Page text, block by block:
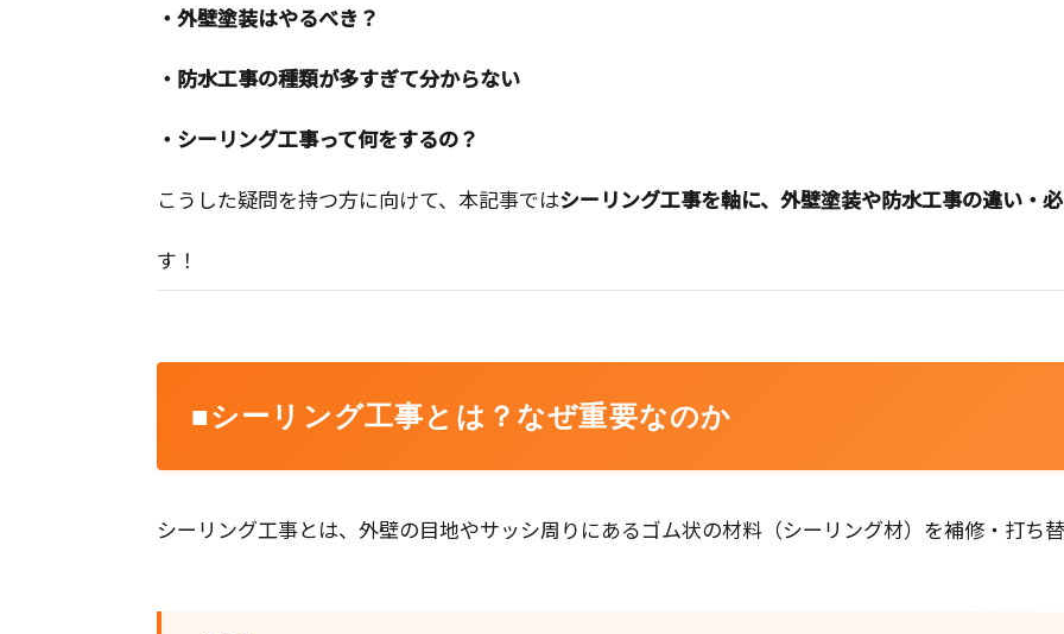
・外壁塗装はやるべき？
・防水工事の種類が多すぎて分からない
・シーリング工事って何をするの？
こうした疑問を持つ方に向けて、本記事ではシーリング工事を軸に、外壁塗装や防水工事の違い・
す！
■シーリング工事とは？なぜ重要なのか
シーリング工事とは、外壁の目地やサッシ周りにあるゴム状の材料（シーリング材）を補修・打ち